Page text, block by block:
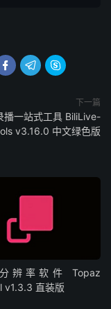
  
下一篇
播一站式工具 BiliLive-
v3.16.0 中文绿色版
辨率软件 Topaz
v1.3.3 直装版